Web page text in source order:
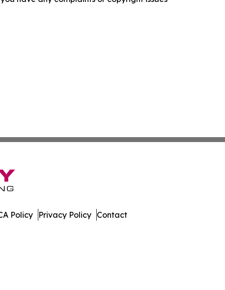
Policy Privacy Policy Contact